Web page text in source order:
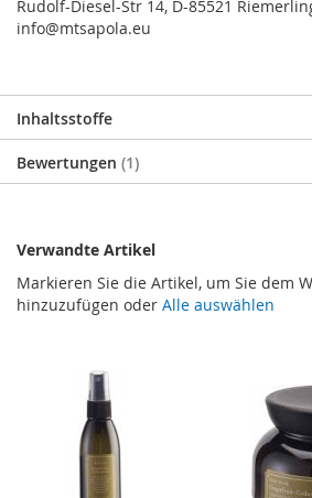
Rudolf-Diesel-Str 14, D-85521
info@mtsapola.eu
Inhaltsstoffe
Bewertungen 1
Verwandte Artikel
Markieren Sie die Artikel, um Sie dem
hinzuzufügen oder Alle auswählen